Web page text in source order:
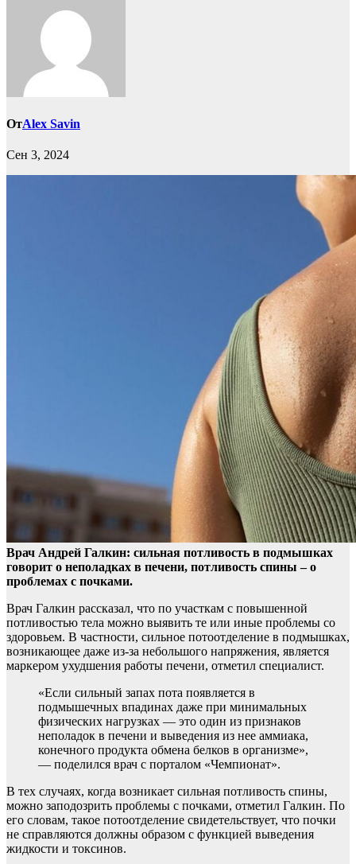
ОтAlex Savin
Сен 3, 2024
Врач Андрей Галкин: сильная потливость в подмышках
говорит о неполадках в печени, потливость спины – о
проблемах с почками.
Врач Галкин рассказал, что по участкам с повышенной
потливостью тела можно выявить те или иные проблемы со
здоровьем. В частности, сильное потоотделение в подмышках,
возникающее даже из-за небольшого напряжения, является
маркером ухудшения работы печени, отметил специалист.
«Если сильный запах пота появляется в
подмышечных впадинах даже при минимальных
физических нагрузках — это один из признаков
неполадок в печени и выведения из нее аммиака,
конечного продукта обмена белков в организме»,
— поделился врач с порталом «Чемпионат».
В тех случаях, когда возникает сильная потливость спины,
можно заподозрить проблемы с почками, отметил Галкин. По
его словам, такое потоотделение свидетельствует, что почки
не справляются должны образом с функцией выведения
жидкости и токсинов.